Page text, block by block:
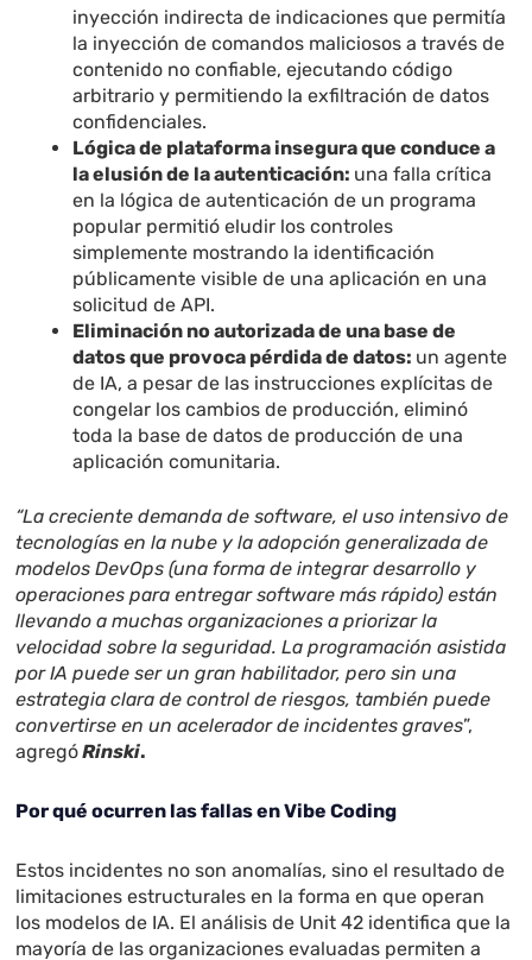
inyección indirecta de indicaciones que permitía
la inyección de comandos maliciosos a través de
contenido no confiable, ejecutando código
arbitrario y permitiendo la exfiltración de datos
confidenciales.
Lógica de plataforma insegura que conduce a
la elusión de la autenticación: una falla crítica
en la lógica de autenticación de un programa
popular permitió eludir los controles
simplemente mostrando la identificación
públicamente visible de una aplicación en una
solicitud de API.
Eliminación no autorizada de una base de
datos que provoca pérdida de datos: un agente
de IA, a pesar de las instrucciones explícitas de
congelar los cambios de producción, eliminó
toda la base de datos de producción de una
aplicación comunitaria.
“La creciente demanda de software, el uso intensivo de
tecnologías en la nube y la adopción generalizada de
modelos DevOps (una forma de integrar desarrollo y
operaciones para entregar software más rápido) están
llevando a muchas organizaciones a priorizar la
velocidad sobre la seguridad. La programación asistida
por IA puede ser un gran habilitador, pero sin una
estrategia clara de control de riesgos, también puede
convertirse en un acelerador de incidentes graves”,
agregóRinski.
Por qué ocurren las fallas en Vibe Coding
Estos incidentes no son anomalías, sino el resultado de
limitaciones estructurales en la forma en que operan
los modelos de IA. El análisis de Unit 42 identifica que la
mayoría de las organizaciones evaluadas permiten a